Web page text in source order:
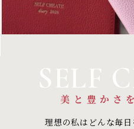
SELF
美と豊かさ
理想の私はどんな毎